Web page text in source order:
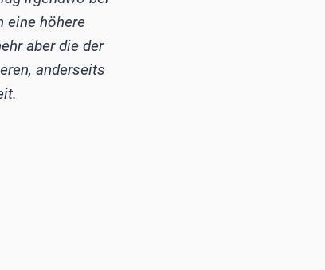
eine höhere
aber die der
anderseits